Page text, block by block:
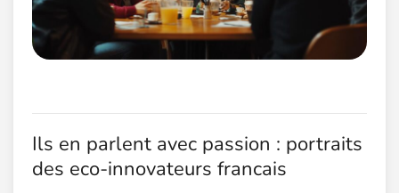
Ils en parlent avec passion : portraits
des eco-innovateurs francais